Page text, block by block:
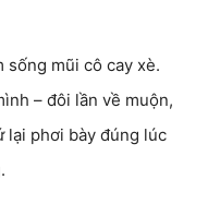
sống mũi cô cay xè.
– đôi lần về muộn,
lại phơi bày đúng lúc